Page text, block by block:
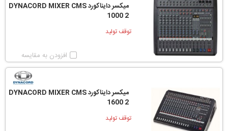
میکسر دایناکورد DYNACORD MIXER CMS
1000 2
توقف تولید
افزودن به مقایسه
میکسر دایناکورد DYNACORD MIXER CMS
1600 2
توقف تولید